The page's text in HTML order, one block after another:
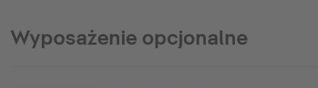
Wyposażenie opcjonalne